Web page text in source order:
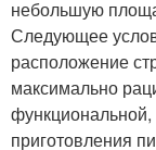
небольшую
Следующее
расположение
максимально
функциональной,
приготовления